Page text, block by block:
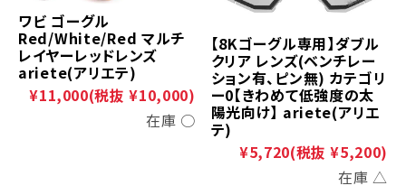
ワビ ゴーグル
Red/White/Red マルチ
レイヤーレッドレンズ
ariete(アリエテ)
¥11,000(税抜 ¥10,000)
在庫 ○
【8Kゴーグル専用】ダブル
クリア レンズ(ベンチレー
ション有、ピン無) カテゴリ
ー0【きわめて低強度の太
陽光向け】 ariete(アリエ
テ)
¥5,720(税抜 ¥5,200)
在庫 △